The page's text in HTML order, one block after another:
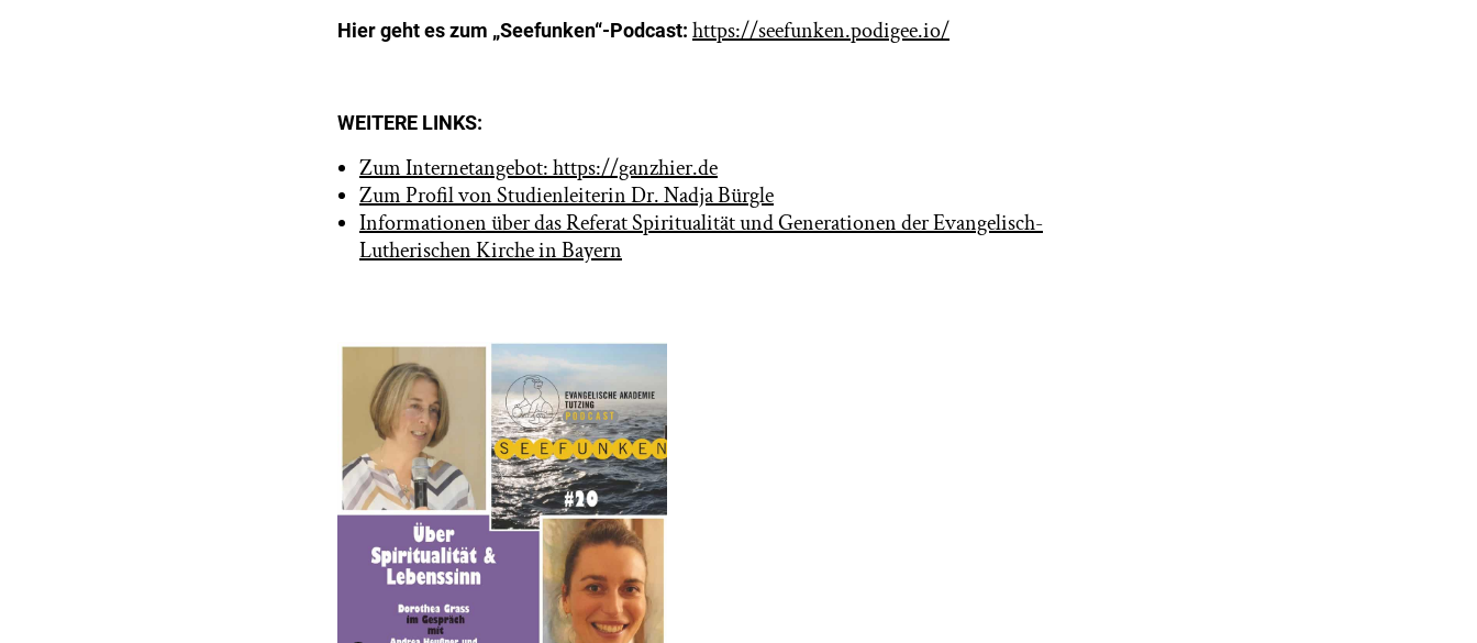
Hier geht es zum „Seefunken“-Podcast: https://seefunken.podigee.io/
WEITERE LINKS:
Zum Internetangebot: https://ganzhier.de
Zum Profil von Studienleiterin Dr. Nadja Bürgle
Informationen über das Referat Spiritualität und Generationen der Evangelisch-
Lutherischen Kirche in Bayern